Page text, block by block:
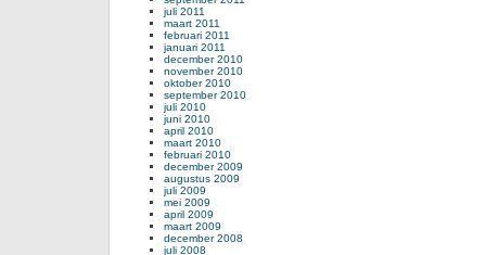
juli 2011
maart 2011
februari 2011
januari 2011
december 2010
november 2010
oktober 2010
september 2010
juli 2010
juni 2010
april 2010
maart 2010
februari 2010
december 2009
augustus 2009
juli 2009
mei 2009
april 2009
maart 2009
december 2008
juli 2008